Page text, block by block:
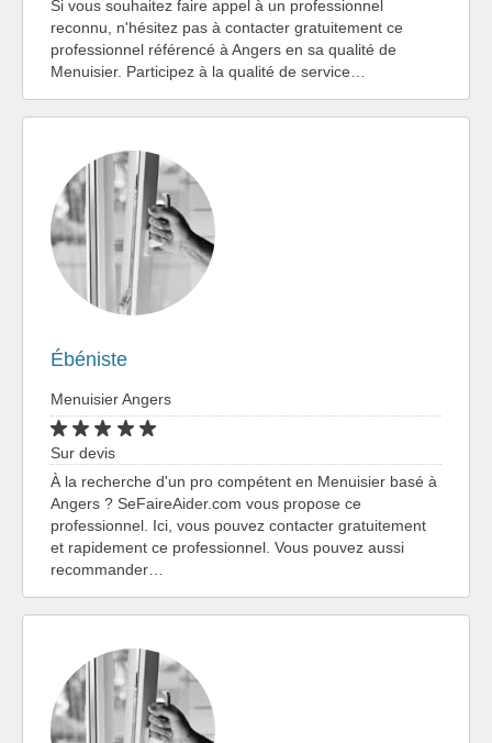
Si vous souhaitez faire appel à un professionnel
reconnu, n'hésitez pas à contacter gratuitement ce
professionnel référencé à Angers en sa qualité de
Menuisier. Participez à la qualité de service…
Ébéniste
Menuisier Angers
Sur devis
À la recherche d'un pro compétent en Menuisier basé à
Angers ? SeFaireAider.com vous propose ce
professionnel. Ici, vous pouvez contacter gratuitement
et rapidement ce professionnel. Vous pouvez aussi
recommander…